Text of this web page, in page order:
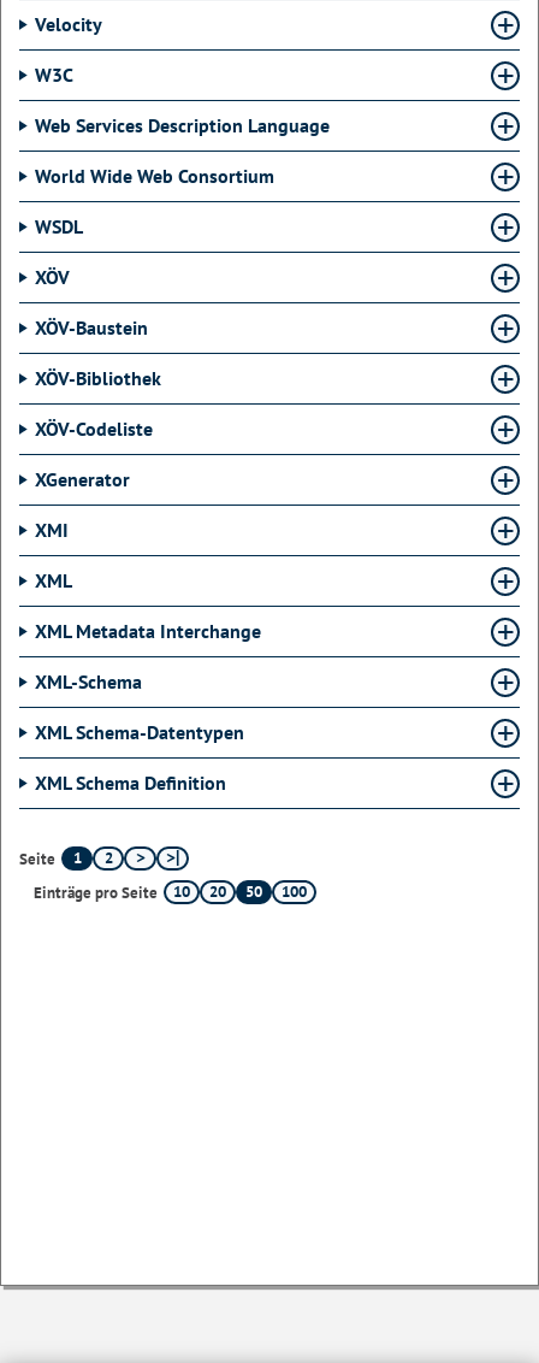
Velocity
W3C
Web Services Description Language
World Wide Web Consortium
WSDL
XÖV
XÖV-Baustein
XÖV-Bibliothek
XÖV-Codeliste
XGenerator
XMI
XML
XML Metadata Interchange
XML-Schema
XML Schema-Datentypen
XML Schema Definition
Seite 1
2
Einträge pro Seite
10 20 50 100